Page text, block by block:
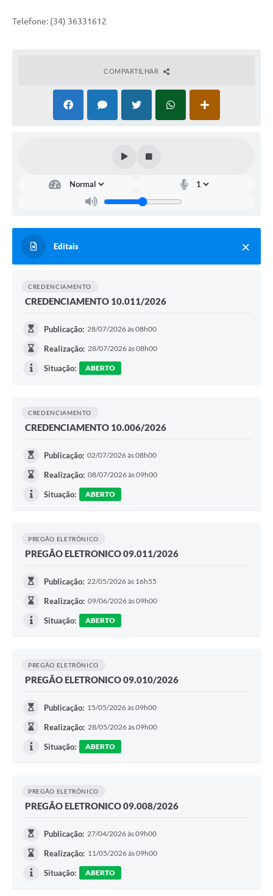
Telefone: (34) 36331612
COMPARTILHAR
Editais
CREDENCIAMENTO
CREDENCIAMENTO 10.011/2026
Publicação: 28/07/2026 às 08h00
Realização: 28/07/2026 às 08h00
Situação: ABERTO
CREDENCIAMENTO
CREDENCIAMENTO 10.006/2026
Publicação: 02/07/2026 às 08h00
Realização: 08/07/2026 às 09h00
Situação: ABERTO
PREGÃO ELETRÔNICO
PREGÃO ELETRONICO 09.011/2026
Publicação: 22/05/2026 às 16h55
Realização: 09/06/2026 às 09h00
Situação: ABERTO
PREGÃO ELETRÔNICO
PREGÃO ELETRONICO 09.010/2026
Publicação: 15/05/2026 às 09h00
Realização: 28/05/2026 às 09h00
Situação: ABERTO
PREGÃO ELETRÔNICO
PREGÃO ELETRONICO 09.008/2026
Publicação: 27/04/2026 às 09h00
Realização: 11/05/2026 às 09h00
Situação: ABERTO